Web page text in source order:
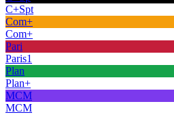
C+Spt
Com+
Com+
Pari
Paris1
Plan
Plan+
MCM
MCM